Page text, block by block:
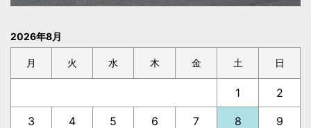
2026年8月
月 火 水 木 金 土 日
1 2
3 4 5 6 7 8 9